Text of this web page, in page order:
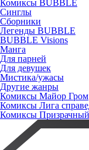
Комиксы BUBBLE
Синглы
Сборники
Легенды BUBBLE
BUBBLE Visions
Манга
Для парней
Для девушек
Мистика/ужасы
Другие жанры
Комиксы Майор Гром
Комиксы Лига
Комиксы